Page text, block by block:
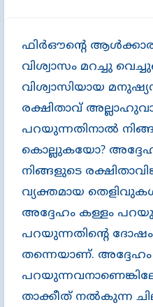
ഫിര്‍ഔന്‍റെ
വിശ്വാസം മറച്ചു
വിശ്വാസിയായ
രക്ഷിതാവ്‌
പറയുന്നതിനാല്‍
കൊല്ലുകയോ?
നിങ്ങളുടെ
വ്യക്തമായ
അദ്ദേഹം കള്ളം
പറയുന്നതിന്‍റെ
തന്നെയാണ്‌.
താക്കീത്‌ നല്‍കുന്ന